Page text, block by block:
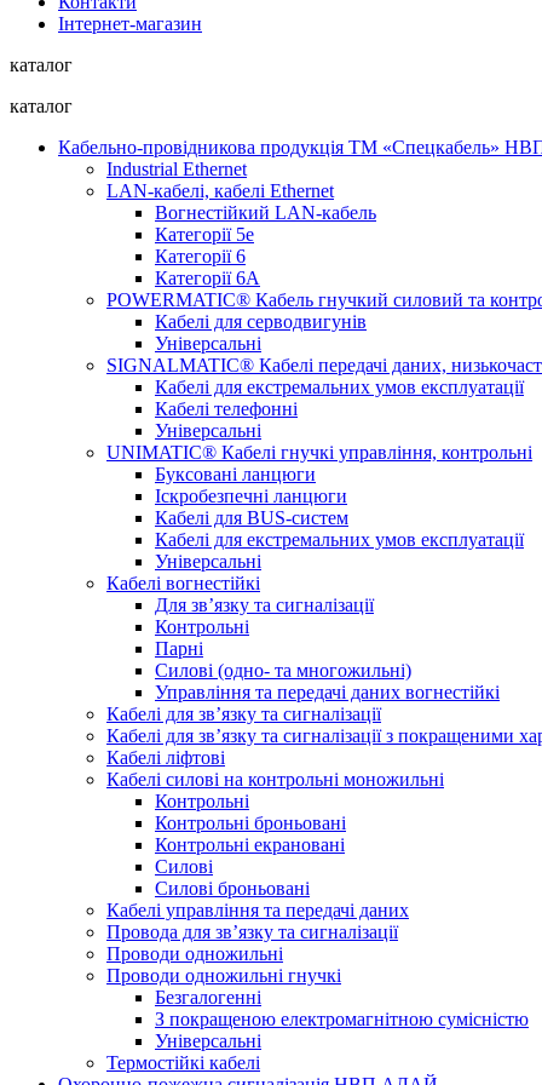
Інтернет-магазин
каталог
каталог
Кабельно-провідникова продукція ТМ «Спецкабель»
Industrial Ethernet
LAN-кабелі, кабелі Ethernet
Вогнестійкий LAN-кабель
Категорії 5е
Категорії 6
Категорії 6А
POWERMATIC® Кабель гнучкий силовий та
Кабелі для серводвигунів
Універсальні
SIGNALMATIC® Кабелі передачі даних,
Кабелі для екстремальних умов експлуатації
Кабелі телефонні
Універсальні
UNIMATIC® Кабелі гнучкі управління, контрольні
Буксовані ланцюги
Іскробезпечні ланцюги
Кабелі для BUS-систем
Кабелі для екстремальних умов експлуатації
Універсальні
Кабелі вогнестійкі
Для зв’язку та сигналізації
Контрольні
Парні
Силові (одно- та многожильні)
Управління та передачі даних вогнестійкі
Кабелі для зв’язку та сигналізації
Кабелі для зв’язку та сигналізації з покращеними
Кабелі ліфтові
Кабелі силові на контрольні моножильні
Контрольні
Контрольні броньовані
Контрольні екрановані
Силові
Силові броньовані
Кабелі управління та передачі даних
Провода для зв’язку та сигналізації
Проводи одножильні
Проводи одножильні гнучкі
Безгалогенні
З покращеною електромагнітною сумісністю
Універсальні
Термостійкі кабелі